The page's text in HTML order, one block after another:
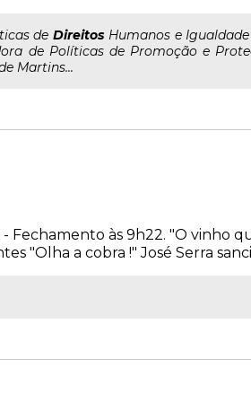
de Direitos Humanos e
de Políticas de Promoção e
Martins...
- Fechamento às 9h22. "O vinho
"Olha a cobra !" José Serra